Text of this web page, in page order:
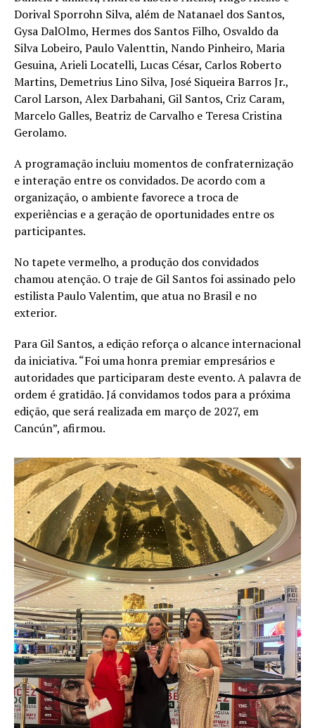
Dorival Sporrohn Silva, além de Natanael dos Santos,
Gysa DalOlmo, Hermes dos Santos Filho, Osvaldo da
Silva Lobeiro, Paulo Valenttin, Nando Pinheiro, Maria
Gesuina, Arieli Locatelli, Lucas César, Carlos Roberto
Martins, Demetrius Lino Silva, José Siqueira Barros Jr.,
Carol Larson, Alex Darbahani, Gil Santos, Criz Caram,
Marcelo Galles, Beatriz de Carvalho e Teresa Cristina
Gerolamo.
A programação incluiu momentos de confraternização
e interação entre os convidados. De acordo com a
organização, o ambiente favorece a troca de
experiências e a geração de oportunidades entre os
participantes.
No tapete vermelho, a produção dos convidados
chamou atenção. O traje de Gil Santos foi assinado pelo
estilista Paulo Valentim, que atua no Brasil e no
exterior.
Para Gil Santos, a edição reforça o alcance internacional
da iniciativa. “Foi uma honra premiar empresários e
autoridades que participaram deste evento. A palavra de
ordem é gratidão. Já convidamos todos para a próxima
edição, que será realizada em março de 2027, em
Cancún”, afirmou.